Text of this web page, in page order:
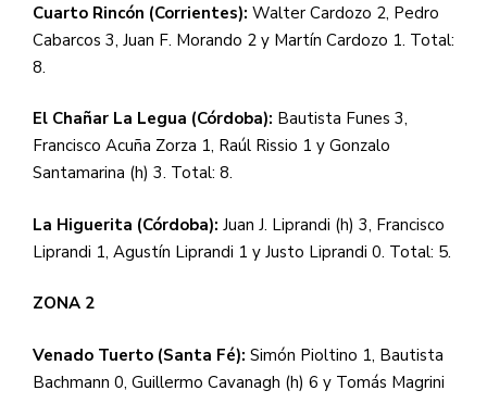
Cuarto Rincón (Corrientes): Walter Cardozo 2, Pedro
Cabarcos 3, Juan F. Morando 2 y Martín Cardozo 1. Total:
8.
El Chañar La Legua (Córdoba): Bautista Funes 3,
Francisco Acuña Zorza 1, Raúl Rissio 1 y Gonzalo
Santamarina (h) 3. Total: 8.
La Higuerita (Córdoba): Juan J. Liprandi (h) 3, Francisco
Liprandi 1, Agustín Liprandi 1 y Justo Liprandi 0. Total: 5.
ZONA 2
Venado Tuerto (Santa Fé): Simón Pioltino 1, Bautista
Bachmann 0, Guillermo Cavanagh (h) 6 y Tomás Magrini